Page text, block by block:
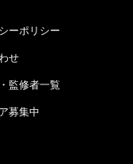
ーポリシー
せ
監修者一覧
募集中